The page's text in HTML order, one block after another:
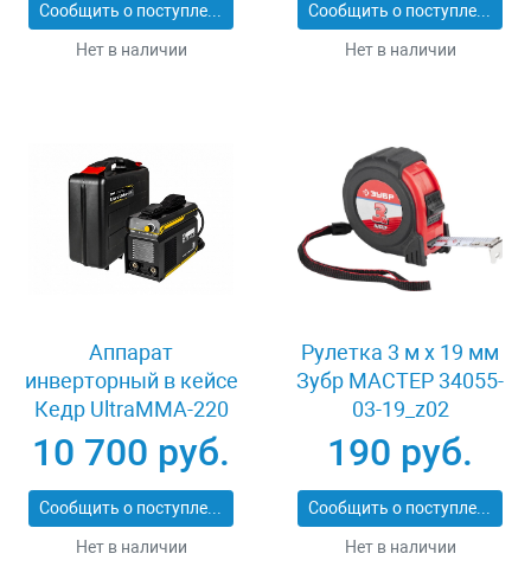
Сообщить о поступлении
Нет в наличии
Сообщить о поступлении
Нет в наличии
Аппарат
инверторный в кейсе
Кедр UltraMMA-220
8009729
10 700 руб.
Сообщить о поступлении
Нет в наличии
Рулетка 3 м x 19 мм
Зубр МАСТЕР 34055-
03-19_z02
190 руб.
Сообщить о поступлении
Нет в наличии